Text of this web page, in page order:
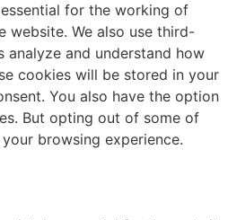
for the working of
website. We also use third-
and understand how
cookies will be stored in your
You also have the option
But opting out of some of
browsing experience.